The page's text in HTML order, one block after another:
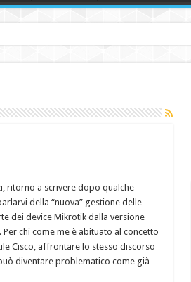
ritorno a scrivere dopo qualche
della “nuova” gestione delle
dei device Mikrotik dalla versione
Per chi come me è abituato al concetto
Cisco, affrontare lo stesso discorso
diventare problematico come già